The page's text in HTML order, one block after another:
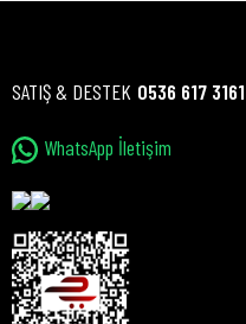
SATIŞ & DESTEK 0536 617 3161
WhatsApp İletişim